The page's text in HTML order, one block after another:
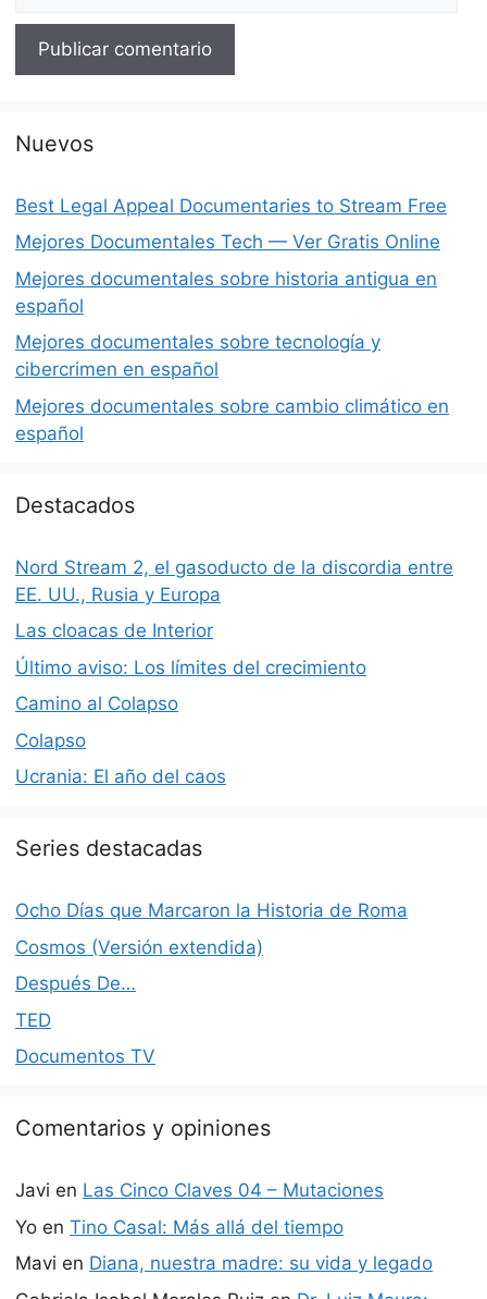
Nuevos
Best Legal Appeal Documentaries to Stream Free
Mejores Documentales Tech — Ver Gratis Online
Mejores documentales sobre historia antigua en
español
Mejores documentales sobre tecnología y
cibercrimen en español
Mejores documentales sobre cambio climático en
español
Destacados
Nord Stream 2, el gasoducto de la discordia entre
EE. UU., Rusia y Europa
Las cloacas de Interior
Último aviso: Los límites del crecimiento
Camino al Colapso
Colapso
Ucrania: El año del caos
Series destacadas
Ocho Días que Marcaron la Historia de Roma
Cosmos (Versión extendida)
Después De…
TED
Documentos TV
Comentarios y opiniones
Javi en Las Cinco Claves 04 – Mutaciones
Yo en Tino Casal: Más allá del tiempo
Mavi en Diana, nuestra madre: su vida y legado